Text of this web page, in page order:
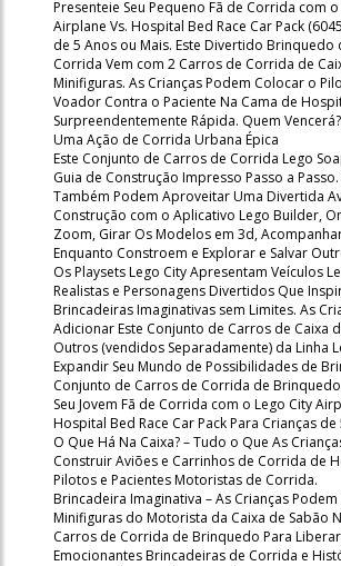
Presenteie Seu Pequeno Fã de Corrida com
Airplane Vs. Hospital Bed Race Car Pack
de 5 Anos ou Mais. Este Divertido Brinquedo
Corrida Vem com 2 Carros de Corrida de
Minifiguras. As Crianças Podem Colocar o
Voador Contra o Paciente Na Cama de
Surpreendentemente Rápida. Quem Vencerá?
Uma Ação de Corrida Urbana Épica
Este Conjunto de Carros de Corrida Lego
Guia de Construção Impresso Passo a
Também Podem Aproveitar Uma Divertida
Construção com o Aplicativo Lego Builder,
Zoom, Girar Os Modelos em 3d,
Enquanto Constroem e Explorar e Salvar
Os Playsets Lego City Apresentam Veículos
Realistas e Personagens Divertidos Que
Brincadeiras Imaginativas sem Limites. As
Adicionar Este Conjunto de Carros de Caixa
Outros (vendidos Separadamente) da Linha
Expandir Seu Mundo de Possibilidades de
Conjunto de Carros de Corrida de
Seu Jovem Fã de Corrida com o Lego City
Hospital Bed Race Car Pack Para Crianças
O Que Há Na Caixa? – Tudo o Que As
Construir Aviões e Carrinhos de Corrida de
Pilotos e Pacientes Motoristas de Corrida.
Brincadeira Imaginativa – As Crianças
Minifiguras do Motorista da Caixa de Sabão
Carros de Corrida de Brinquedo Para
Emocionantes Brincadeiras de Corrida e